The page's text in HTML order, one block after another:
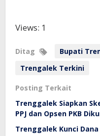
Views: 1
Ditag Bupati
Trengalek Terkini
Posting Terkait
Trenggalek Siapkan
PPJ dan Opsen PKB
Trenggalek Kunci